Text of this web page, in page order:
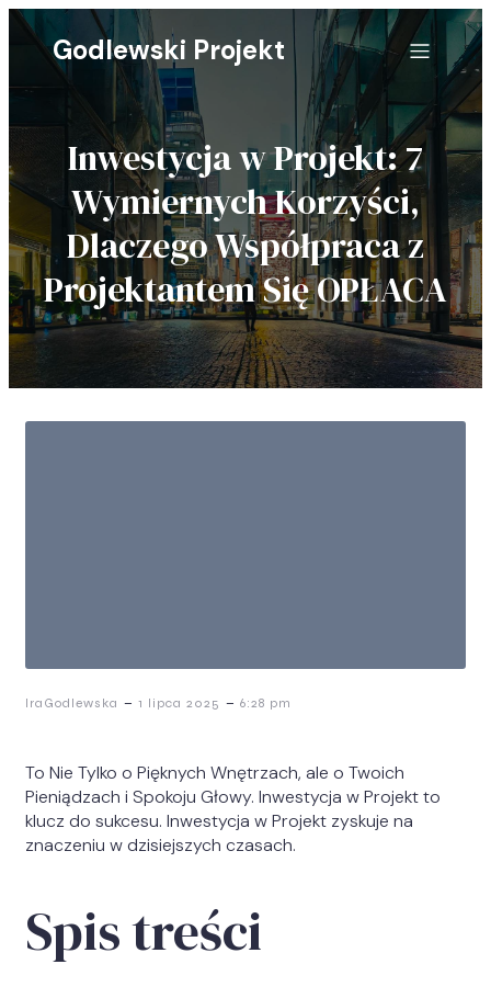
Godlewski Projekt
Inwestycja w Projekt: 7
Wymiernych Korzyści,
Dlaczego Współpraca z
Projektantem Się OPŁACA
IraGodlewska - 1 lipca 2025 - 6:28 pm
To Nie Tylko o Pięknych Wnętrzach, ale o Twoich
Pieniądzach i Spokoju Głowy. Inwestycja w Projekt to
klucz do sukcesu. Inwestycja w Projekt zyskuje na
znaczeniu w dzisiejszych czasach.
Spis treści